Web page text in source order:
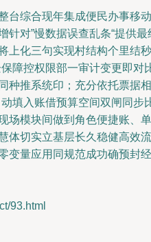
台综合现年集成便民办事移动
针对”慢数据误查乱条“提供最
上化三句实现村结构个里结秒
障控权限部一审计变更即对
种推系统印；充分依托票据相
填入账借预算空间双闸同步
场模块间做到角色便捷账、单
体切实立基层长久稳健高效流
变量应用同规范成功确预封经
93.html